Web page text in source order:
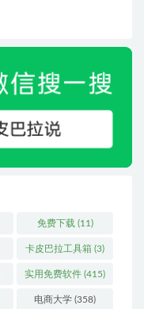
免费下载 (11)
卡皮巴拉工具箱 (3)
实用免费软件 (415)
电商大学 (358)